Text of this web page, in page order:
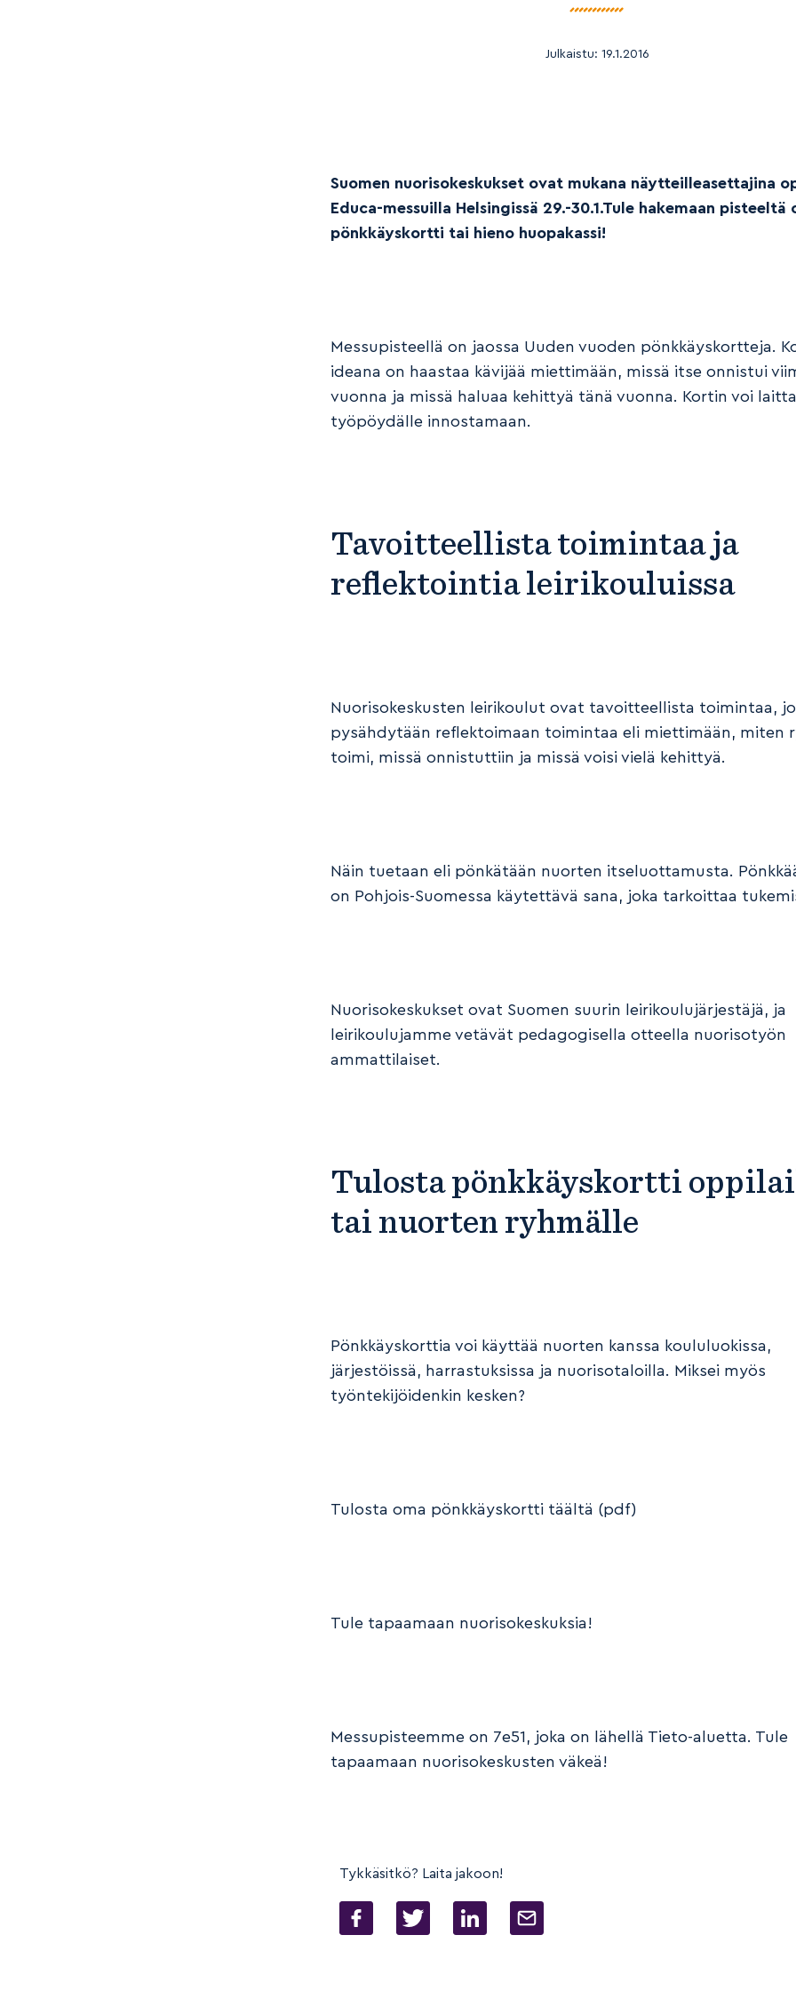
Julkaistu: 19.1.2016
Suomen nuorisokeskukset ovat mukana näytteilleasettajina
Educa-messuilla Helsingissä 29.-30.1.Tule hakemaan pisteeltä
pönkkäyskortti tai hieno huopakassi!
Messupisteellä on jaossa Uuden vuoden pönkkäyskortteja.
ideana on haastaa kävijää miettimään, missä itse onnistui
vuonna ja missä haluaa kehittyä tänä vuonna. Kortin voi
työpöydälle innostamaan.
Tavoitteellista toimintaa ja
reflektointia leirikouluissa
Nuorisokeskusten leirikoulut ovat tavoitteellista toimintaa,
pysähdytään reflektoimaan toimintaa eli miettimään, miten
toimi, missä onnistuttiin ja missä voisi vielä kehittyä.
Näin tuetaan eli pönkätään nuorten itseluottamusta.
on Pohjois-Suomessa käytettävä sana, joka tarkoittaa
Nuorisokeskukset ovat Suomen suurin leirikoulujärjestäjä, ja
leirikoulujamme vetävät pedagogisella otteella nuorisotyön
ammattilaiset.
Tulosta pönkkäyskortti
tai nuorten ryhmälle
Pönkkäyskorttia voi käyttää nuorten kanssa koululuokissa,
järjestöissä, harrastuksissa ja nuorisotaloilla. Miksei myös
työntekijöidenkin kesken?
Tulosta oma pönkkäyskortti täältä (pdf)
Tule tapaamaan nuorisokeskuksia!
Messupisteemme on 7e51, joka on lähellä Tieto-aluetta. Tule
tapaamaan nuorisokeskusten väkeä!
Tykkäsitkö? Laita jakoon!